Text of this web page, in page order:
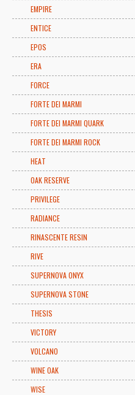
EMPIRE
ENTICE
EPOS
ERA
FORCE
FORTE DEI MARMI
FORTE DEI MARMI QUARK
FORTE DEI MARMI ROCK
HEAT
OAK RESERVE
PRIVILEGE
RADIANCE
RINASCENTE RESIN
RIVE
SUPERNOVA ONYX
SUPERNOVA STONE
THESIS
VICTORY
VOLCANO
WINE OAK
WISE